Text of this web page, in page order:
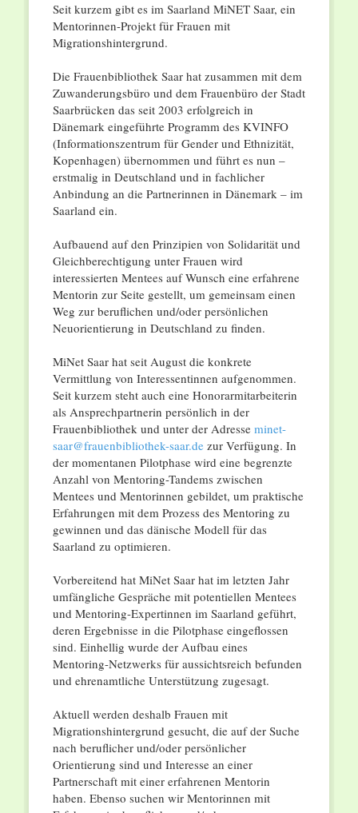
Seit kurzem gibt es im Saarland MiNET Saar, ein
Mentorinnen-Projekt für Frauen mit
Migrationshintergrund.
Die Frauenbibliothek Saar hat zusammen mit dem
Zuwanderungsbüro und dem Frauenbüro der Stadt
Saarbrücken das seit 2003 erfolgreich in
Dänemark eingeführte Programm des KVINFO
(Informationszentrum für Gender und Ethnizität,
Kopenhagen) übernommen und führt es nun –
erstmalig in Deutschland und in fachlicher
Anbindung an die Partnerinnen in Dänemark – im
Saarland ein.
Aufbauend auf den Prinzipien von Solidarität und
Gleichberechtigung unter Frauen wird
interessierten Mentees auf Wunsch eine erfahrene
Mentorin zur Seite gestellt, um gemeinsam einen
Weg zur beruflichen und/oder persönlichen
Neuorientierung in Deutschland zu finden.
MiNet Saar hat seit August die konkrete
Vermittlung von Interessentinnen aufgenommen.
Seit kurzem steht auch eine Honorarmitarbeiterin
als Ansprechpartnerin persönlich in der
Frauenbibliothek und unter der Adresse minet-
saar@frauenbibliothek-saar.dezur Verfügung. In
der momentanen Pilotphase wird eine begrenzte
Anzahl von Mentoring-Tandems zwischen
Mentees und Mentorinnen gebildet, um praktische
Erfahrungen mit dem Prozess des Mentoring zu
gewinnen und das dänische Modell für das
Saarland zu optimieren.
Vorbereitend hat MiNet Saar hat im letzten Jahr
umfängliche Gespräche mit potentiellen Mentees
und Mentoring-Expertinnen im Saarland geführt,
deren Ergebnisse in die Pilotphase eingeflossen
sind. Einhellig wurde der Aufbau eines
Mentoring-Netzwerks für aussichtsreich befunden
und ehrenamtliche Unterstützung zugesagt.
Aktuell werden deshalb Frauen mit
Migrationshintergrund gesucht, die auf der Suche
nach beruflicher und/oder persönlicher
Orientierung sind und Interesse an einer
Partnerschaft mit einer erfahrenen Mentorin
haben. Ebenso suchen wir Mentorinnen mit